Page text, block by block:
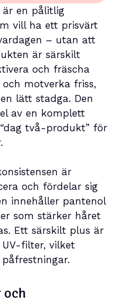
är en pålitlig
vill ha ett prisvärt
– utan att
är särskilt
och fräscha
motverka friss,
lätt stadga. Den
av en komplett
två-produkt” för
är
och fördelar sig
innehåller pantenol
som stärker håret
Ett särskilt plus är
filter, vilket